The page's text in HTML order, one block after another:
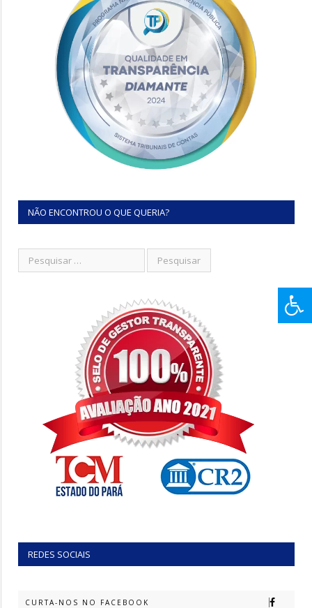
NÃO ENCONTROU O QUE QUERIA?
REDES SOCIAIS
CURTA-NOS NO FACEBOOK